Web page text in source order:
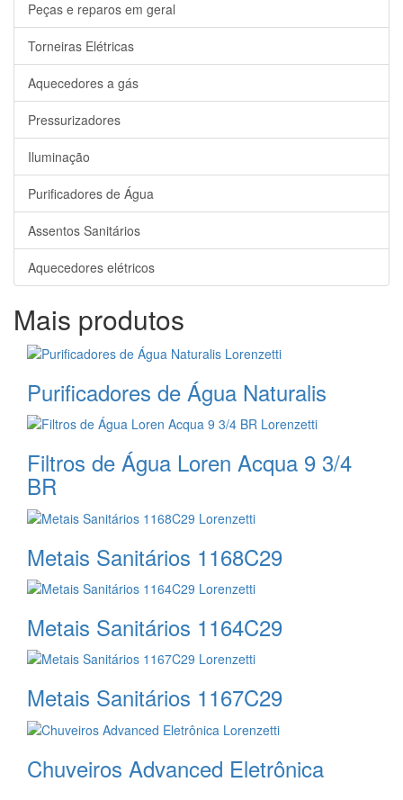
Peças e reparos em geral
Torneiras Elétricas
Aquecedores a gás
Pressurizadores
Iluminação
Purificadores de Água
Assentos Sanitários
Aquecedores elétricos
Mais produtos
Purificadores de Água Naturalis
Filtros de Água Loren Acqua 9 3/4
BR
Metais Sanitários 1168C29
Metais Sanitários 1164C29
Metais Sanitários 1167C29
Chuveiros Advanced Eletrônica